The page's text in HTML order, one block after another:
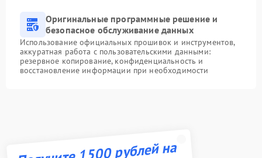
Оригинальные программные решение и
безопасное обслуживание данных
Использование официальных прошивок и инструментов,
аккуратная работа с пользовательскими данными:
резервное копирование, конфиденциальность и
восстановление информации при необходимости